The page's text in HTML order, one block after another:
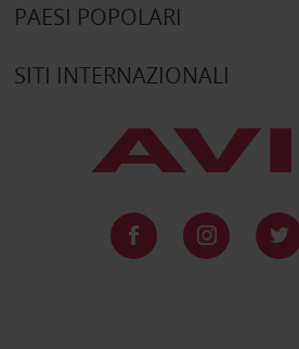
PAESI POPOLARI
SITI INTERNAZIONALI